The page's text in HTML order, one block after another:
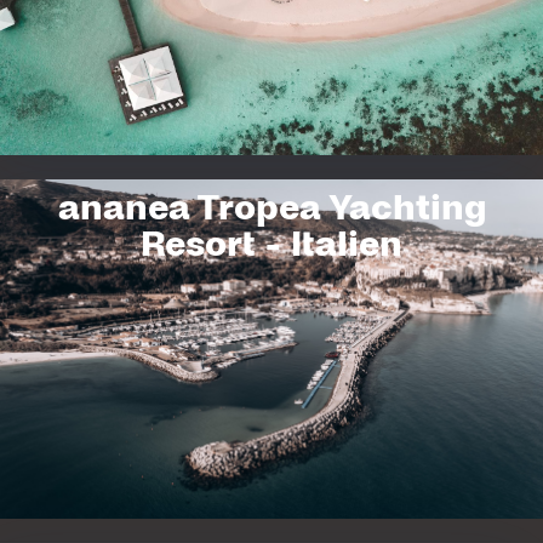
Vielfalt in 4 Restaurants
ZUM HOTEL
ananea Tropea Yachting
Resort - Italien
ananea Tropea Yachting
Resort
Mediterraner Minimalismus für ein einzigartiges Urlaubserlebnis
ZUM HOTEL